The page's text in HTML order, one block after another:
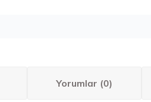
Yorumlar (0)